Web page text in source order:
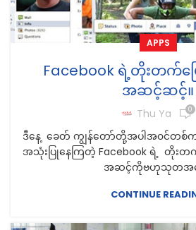
APPS
Facebook ရဲ့တိုးတက်ပ
အဆင့်ဆင့်။
Thu Ya 0
ဒီနေ့ ခေတ် ကျွန်တော်တို့အပါအ၀င်တစ်ကမ္
အသုံးပြုနေကြတဲ့ Facebook ရဲ့ တိုး
အဆင့်ကိုဗဟုသုတအန
CONTINUE